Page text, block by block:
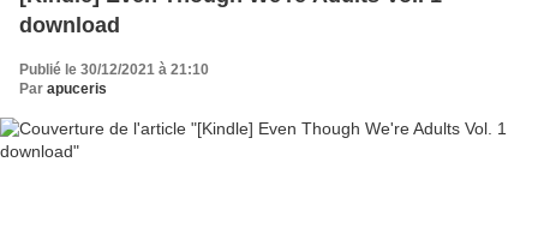
download
Publié le 30/12/2021 à 21:10
Par apuceris